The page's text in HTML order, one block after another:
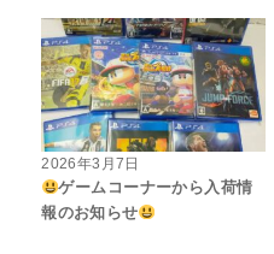
2026年3月7日
ゲームコーナーから入荷情
報のお知らせ